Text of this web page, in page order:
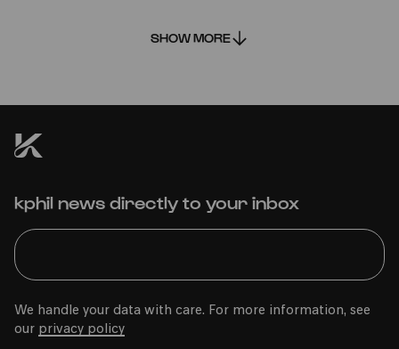
Bürgerhaus Kalk
PhilharmonieVeedel Pänz
SHOW MORE
kphil news directly to your inbox
We handle your data with care. For more information, see
our privacy policy